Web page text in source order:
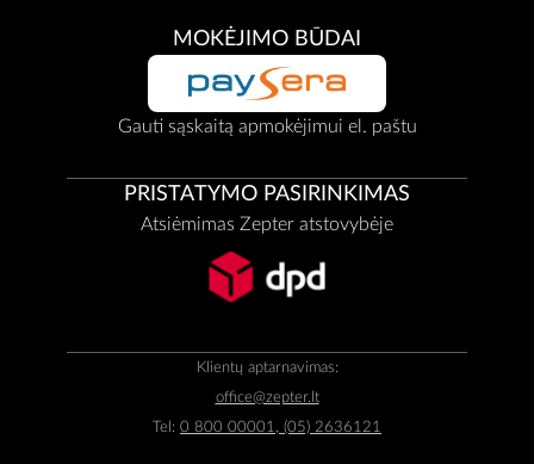
MOKĖJIMO BŪDAI
Gauti sąskaitą apmokėjimui el. paštu
PRISTATYMO PASIRINKIMAS
Atsiėmimas Zepter atstovybėje
Klientų aptarnavimas:
office@zepter.lt
Tel: 0 800 00001, (05) 2636121